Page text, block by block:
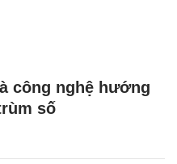
công nghệ hướng
số